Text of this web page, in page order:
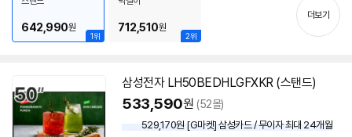
기
1위
642,990원
2위
712,510원
더보기
삼성전자 LH50BEDHLGFXKR (스탠드)
533,590원 (52몰)
529,170원 [G마켓] 삼성카드 / 무이자 최대 24개월